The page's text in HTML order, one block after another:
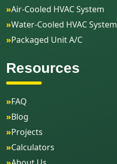
»Air-Cooled HVAC System
»Water-Cooled HVAC System
»Packaged Unit A/C
Resources
»FAQ
»Blog
»Projects
»Calculators